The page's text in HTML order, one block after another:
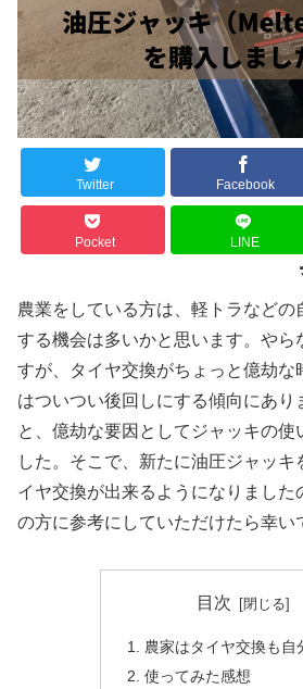
Twitter Facebook
Pocket LINE
農業をしている方は、軽トラなどの
する機会は多いかと思います。やら
すが、タイヤ交換がちょっと億劫な
はついつい後回しにする傾向にあり
と、億劫な要因としてジャッキの使
した。そこで、新たに油圧ジャッキ
イヤ交換が出来るようになりました
の方に参考にしていただけたら幸い
目次
農家はタイヤ交換も自
使ってみた感想